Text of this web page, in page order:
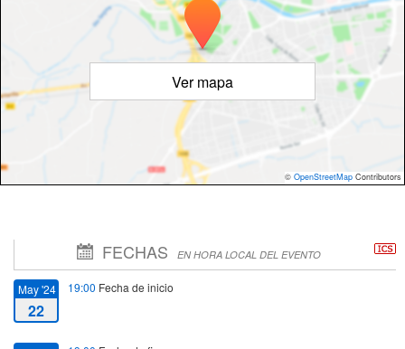
Ver mapa
© OpenStreetMap Contributors
FECHAS EN HORA LOCAL DEL EVENTO
May '24
22
19:00 Fecha de inicio